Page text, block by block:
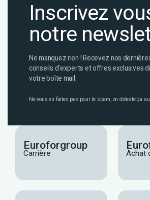
Inscrivez
notre
Ne manquez rien ! Recevez nos
conseils d’experts et offres exclusives
votre boîte mail.
Ne vous en faites pas pour le spam, on déteste ça
Euroforgroup
Carrière Achat